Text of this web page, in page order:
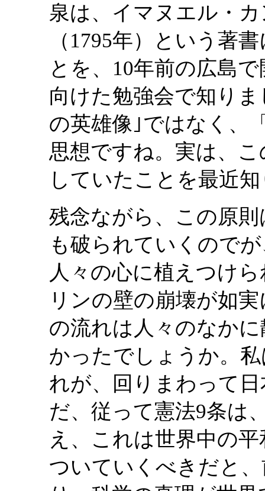
泉は、イマヌエル・
（1795年）という著
とを、10年前の広島
向けた勉強会で知り
の英雄像｣ではなく、
思想ですね。実は、
していたことを最近
残念ながら、この原
も破られていくので
人々の心に植えつけ
リンの壁の崩壊が如
の流れは人々のなか
かったでしょうか。
れが、回りまわって
だ、従って憲法9条は
え、これは世界中の
ついていくべきだと